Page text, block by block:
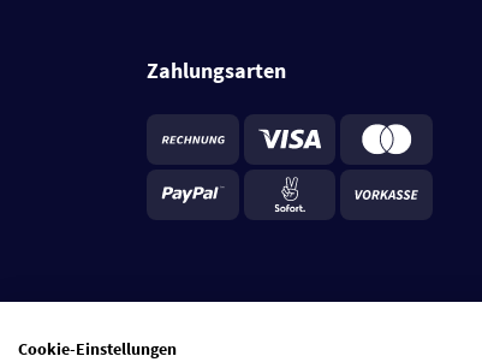
Zahlungsarten
Cookie-Einstellungen